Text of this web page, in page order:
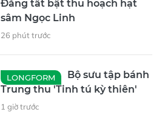
Đăng tất bật thu hoạch hạt
sâm Ngọc Linh
26 phút trước
LONGFORM
Bộ sưu tập bánh
Trung thu 'Tinh tú kỳ thiên'
1 giờ trước